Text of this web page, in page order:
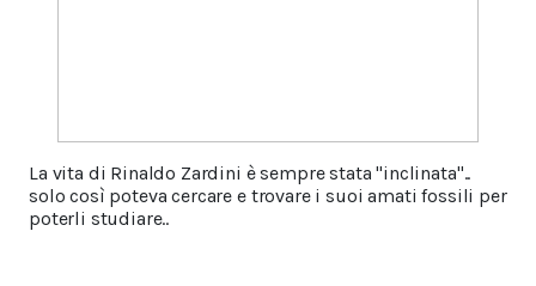
La vita di Rinaldo Zardini è sempre stata "inclinata"..
solo così poteva cercare e trovare i suoi amati fossili per
poterli studiare..